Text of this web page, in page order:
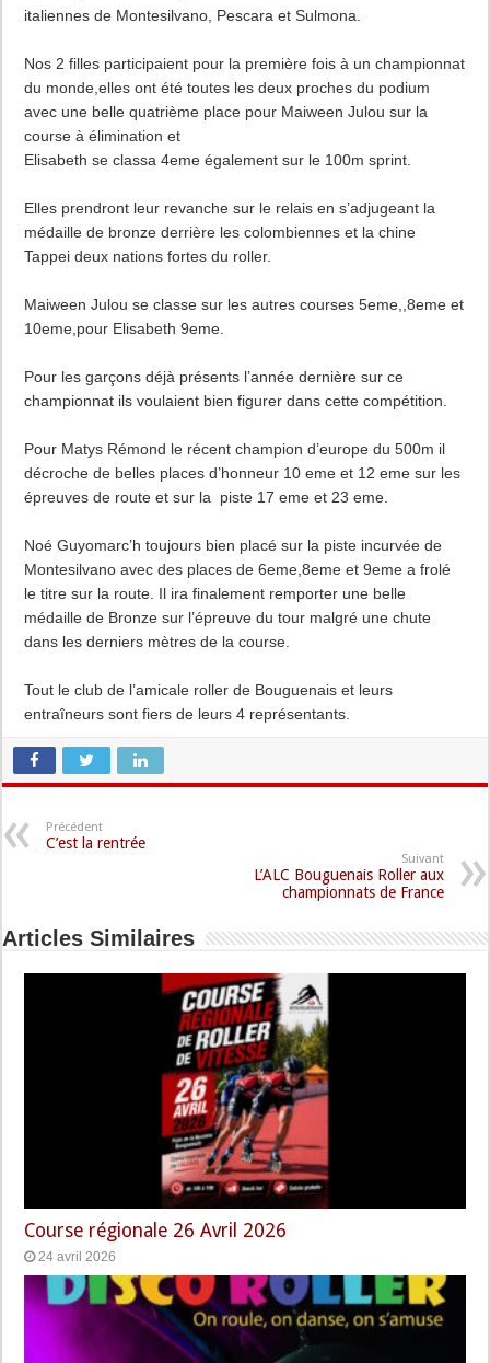
italiennes de Montesilvano, Pescara et Sulmona.
Nos 2 filles participaient pour la première fois à un championnat
du monde,elles ont été toutes les deux proches du podium
avec une belle quatrième place pour Maiween Julou sur la
course à élimination et
Elisabeth se classa 4eme également sur le 100m sprint.
Elles prendront leur revanche sur le relais en s’adjugeant la
médaille de bronze derrière les colombiennes et la chine
Tappei deux nations fortes du roller.
Maiween Julou se classe sur les autres courses 5eme,,8eme et
10eme,pour Elisabeth 9eme.
Pour les garçons déjà présents l’année dernière sur ce
championnat ils voulaient bien figurer dans cette compétition.
Pour Matys Rémond le récent champion d’europe du 500m il
décroche de belles places d’honneur 10 eme et 12 eme sur les
épreuves de route et sur la piste 17 eme et 23 eme.
Noé Guyomarc’h toujours bien placé sur la piste incurvée de
Montesilvano avec des places de 6eme,8eme et 9eme a frolé
le titre sur la route. Il ira finalement remporter une belle
médaille de Bronze sur l’épreuve du tour malgré une chute
dans les derniers mètres de la course.
Tout le club de l’amicale roller de Bouguenais et leurs
entraîneurs sont fiers de leurs 4 représentants.
Précédent
C’est la rentrée
Suivant
L’ALC Bouguenais Roller aux
championnats de France
Articles Similaires
Course régionale 26 Avril 2026
24 avril 2026